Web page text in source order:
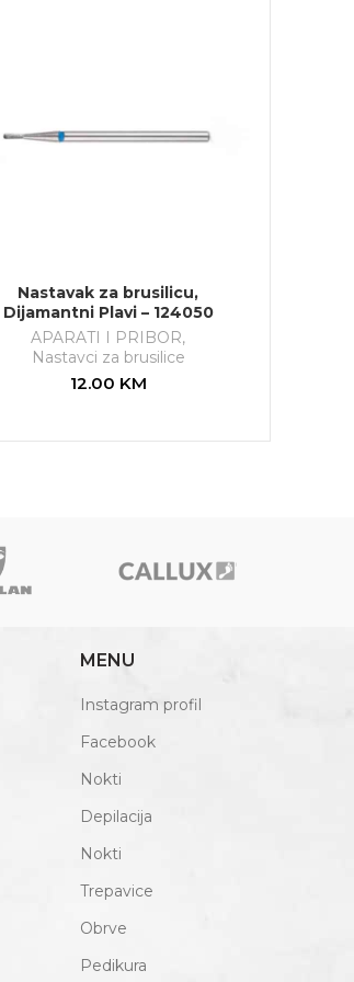
Nastavak za brusilicu,
Dijamantni Plavi – 124050
APARATI I PRIBOR,
Nastavci za brusilice
12.00 KM
MENU
Instagram profil
Facebook
Nokti
Depilacija
Nokti
Trepavice
Obrve
Pedikura